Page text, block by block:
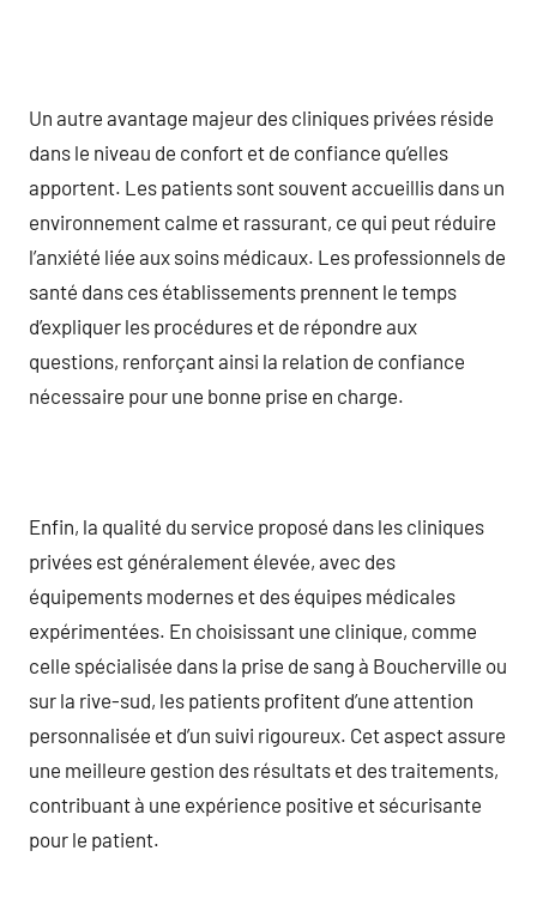
Un autre avantage majeur des cliniques privées réside
dans le niveau de confort et de confiance qu’elles
apportent. Les patients sont souvent accueillis dans un
environnement calme et rassurant, ce qui peut réduire
l’anxiété liée aux soins médicaux. Les professionnels de
santé dans ces établissements prennent le temps
d’expliquer les procédures et de répondre aux
questions, renforçant ainsi la relation de confiance
nécessaire pour une bonne prise en charge.
Enfin, la qualité du service proposé dans les cliniques
privées est généralement élevée, avec des
équipements modernes et des équipes médicales
expérimentées. En choisissant une clinique, comme
celle spécialisée dans la prise de sang à Boucherville ou
sur la rive-sud, les patients profitent d’une attention
personnalisée et d’un suivi rigoureux. Cet aspect assure
une meilleure gestion des résultats et des traitements,
contribuant à une expérience positive et sécurisante
pour le patient.